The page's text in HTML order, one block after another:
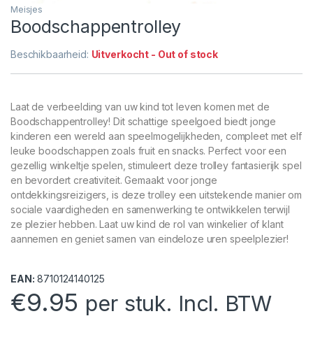
Meisjes
Boodschappentrolley
Beschikbaarheid: Uitverkocht - Out of stock
Laat de verbeelding van uw kind tot leven komen met de
Boodschappentrolley! Dit schattige speelgoed biedt jonge
kinderen een wereld aan speelmogelijkheden, compleet met elf
leuke boodschappen zoals fruit en snacks. Perfect voor een
gezellig winkeltje spelen, stimuleert deze trolley fantasierijk spel
en bevordert creativiteit. Gemaakt voor jonge
ontdekkingsreizigers, is deze trolley een uitstekende manier om
sociale vaardigheden en samenwerking te ontwikkelen terwijl
ze plezier hebben. Laat uw kind de rol van winkelier of klant
aannemen en geniet samen van eindeloze uren speelplezier!
EAN: 8710124140125
€9.95 per stuk. Incl. BTW